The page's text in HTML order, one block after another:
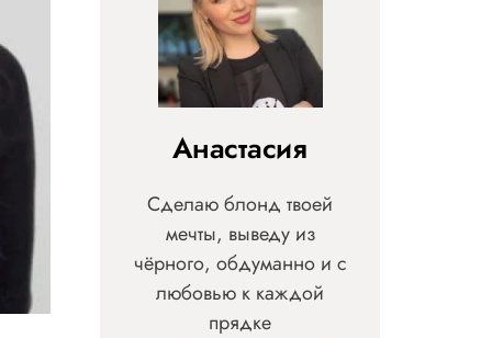
Анастасия
Сделаю блонд твоей
мечты, выведу из
чёрного, обдуманно и с
любовью к каждой
прядке